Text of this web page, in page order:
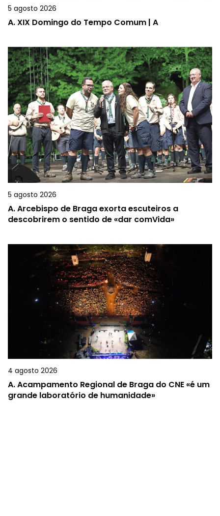
5 agosto 2026
A.XIX Domingo do Tempo Comum | A
5 agosto 2026
A.Arcebispo de Braga exorta escuteiros a
descobrirem o sentido de «dar comVida»
4 agosto 2026
A.Acampamento Regional de Braga do CNE «é um
grande laboratório de humanidade»